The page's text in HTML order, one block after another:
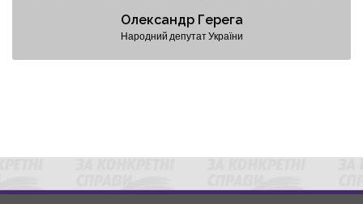
Олександр Герега
Народний депутат України